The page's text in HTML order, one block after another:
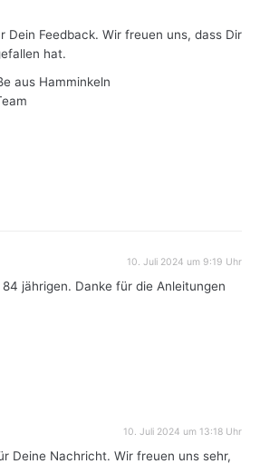
Dein Feedback. Wir freuen uns, dass Dir
hat.
aus Hamminkeln
10. Juli 2024 um 9:19 Uhr
jährigen. Danke für die Anleitungen
10. Juli 2024 um 13:18 Uhr
Deine Nachricht. Wir freuen uns sehr,